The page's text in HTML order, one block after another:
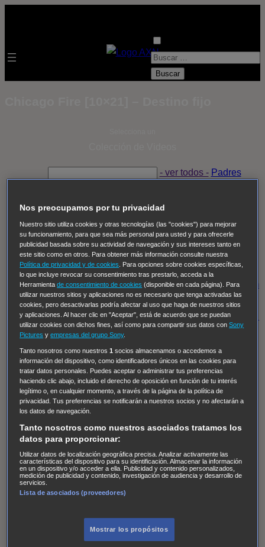
B
- ver todos - Padres
Despedida Salvaje Despedida Salvaje
Thomas, el ojo del FBI
Pan Am
Dawson crece
Insomnia El Guardián The Blacklist Cinco en familia
Hudson & Rex Diez libras y un sueño Mr Loverman
Regreso al futuro III NUEVE CUERPOS Los últimos
caballeros Tormenta infinita Sing Street Cobra Kai
Tom
y Lola High Country Los casos de Susan Ryeland:
Moonflower Murders Twisted Metal Mentes Criminales:
Evolution Terapia de Choque
Hailey Dean Without Sin: Libre de Culpa Morbius
NCIS: Nueva Orleans Pandora En fuera de juego
The Shield: Al margen de la ley Duplicated Preacher
The Killing Kind Intersecciones DOC Bite Club
Chicago Fire
de personas desaparecidas Mad Dogs La Sustituta
Ladrón de guante blanco
AXN Masters of Sex Three PinesAccused CarterAlice
Nevers Crossing Lines Einstein Sobrenatural Cómo
defender a un asesino
Reckoning: Ajuste de Cuentas
Wild Bill Mentes Criminales
Nos preocupamos por tu privacidad
Nuestro sitio utiliza cookies y otras tecnologías (las "cookies") para mejorar
su funcionamiento, para que sea más personal para usted y para ofrecerle
publicidad basada sobre su actividad de navegación y sus intereses tanto en
este sitio como en otros. Para obtener más información consulte nuestra
Política de privacidad y de cookies
. Para opciones sobre cookies específicas,
lo que incluye revocar su consentimiento tras prestarlo, acceda a la
Herramientade consentimiento de cookies (disponible en cada página). Para
utilizar nuestros sitios y aplicaciones no es necesario que tenga activadas las
cookies, pero desactivarlas podría afectar al uso que haga de nuestros sitios
y aplicaciones. Al hacer clic en "Aceptar", está de acuerdo que se puedan
utilizar cookies con dichos fines, así como para compartir sus datos conSony
Pictures yempresas del grupo Sony.
Tanto nosotros como nuestros1 socios almacenamos o accedemos a
información del dispositivo, como identificadores únicos en las cookies para
tratar datos personales. Puedes aceptar o administrar tus preferencias
haciendo clic abajo, incluido el derecho de oposición en función de tu interés
legítimo o, en cualquier momento, a través de la página de la política de
privacidad. Tus preferencias se notificarán a nuestros socios y no afectarán a
los datos de navegación.
Tanto nosotros como nuestros asociados tratamos los
datos para proporcionar:
Utilizar datos de localización geográfica precisa. Analizar activamente las
características del dispositivo para su identificación. Almacenar la información
en un dispositivo y/o acceder a ella. Publicidad y contenido personalizados,
medición de publicidad y contenido, investigación de audiencia y desarrollo de
servicios.
Lista de asociados (proveedores)
Mostrar los propósitos